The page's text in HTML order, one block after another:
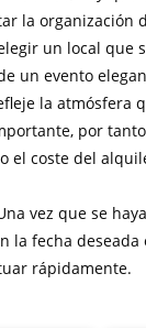
la organización
un local que
un evento
la atmósfera
por
el coste del
vez que se
la fecha
rápidamente.